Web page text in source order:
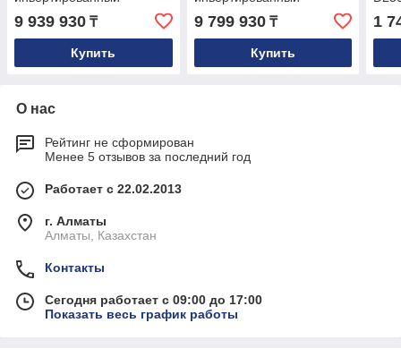
цифровой MAGUS Lum
VD500L LCD
9 939 930 ₸
Купить
цифровой MAGUS Lum
VD500 LCD
9 799 930₸
Купить
1
О нас
Рейтинг не сформирован
Менее 5 отзывов за последний год
Работает с 22.02.2013
г. Алматы
Алматы, Казахстан
Контакты
Сегодня работает с 09:00 до 17:00
Показать весь график работы